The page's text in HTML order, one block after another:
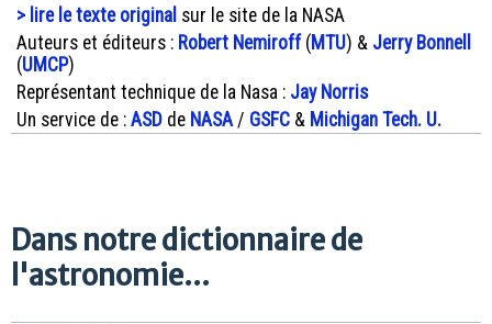
> lire le texte original sur le site de la NASA
Auteurs et éditeurs : Robert Nemiroff( MTU) & Jerry Bonnell
(UMCP)
Représentant technique de la Nasa : Jay Norris
Un service de : ASD de NASA/ GSFC & Michigan Tech. U.
Dans notre dictionnaire de
l'astronomie...